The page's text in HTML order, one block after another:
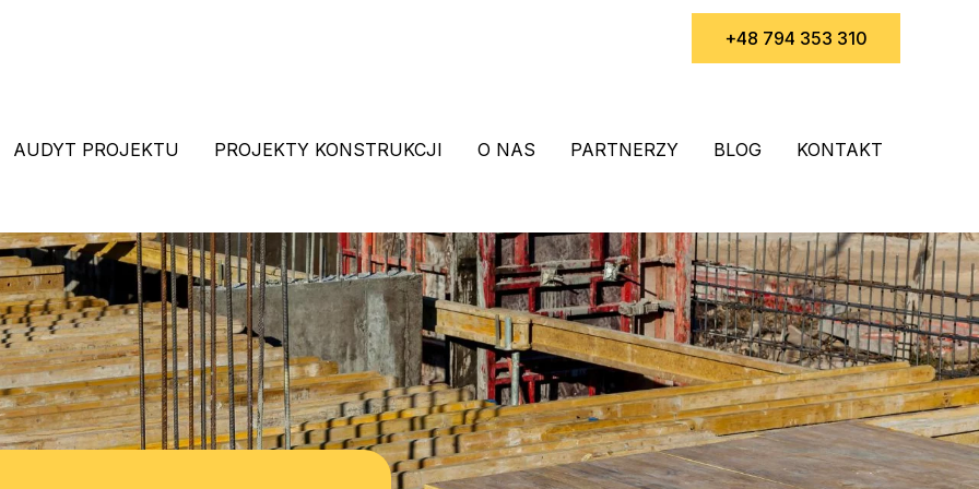
+48 794 353 310
AUDYT PROJEKTU PROJEKTY KONSTRUKCJI O NAS PARTNERZY BLOG KONTAKT